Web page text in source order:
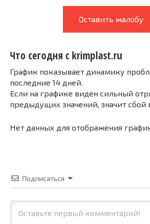
Оставить жалобу
Что сегодня с krimplast.ru
График показывает динамику
последние 14 дней.
Если на графике виден сильный
предыдущих значений, значит сбой
Нет данных для отображения
Подписаться